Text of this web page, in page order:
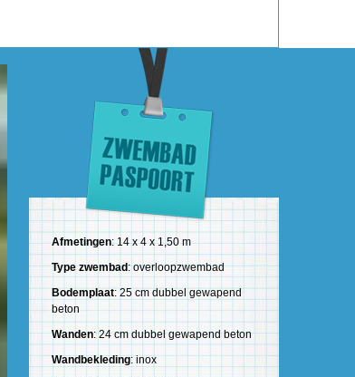
Afmetingen: 14 x 4 x 1,50 m
Type zwembad: overloopzwembad
Bodemplaat: 25 cm dubbel gewapend
beton
Wanden: 24 cm dubbel gewapend beton
Wandbekleding: inox